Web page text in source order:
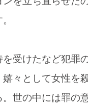
受けたなど犯罪
々として女性を
世の中には罪の